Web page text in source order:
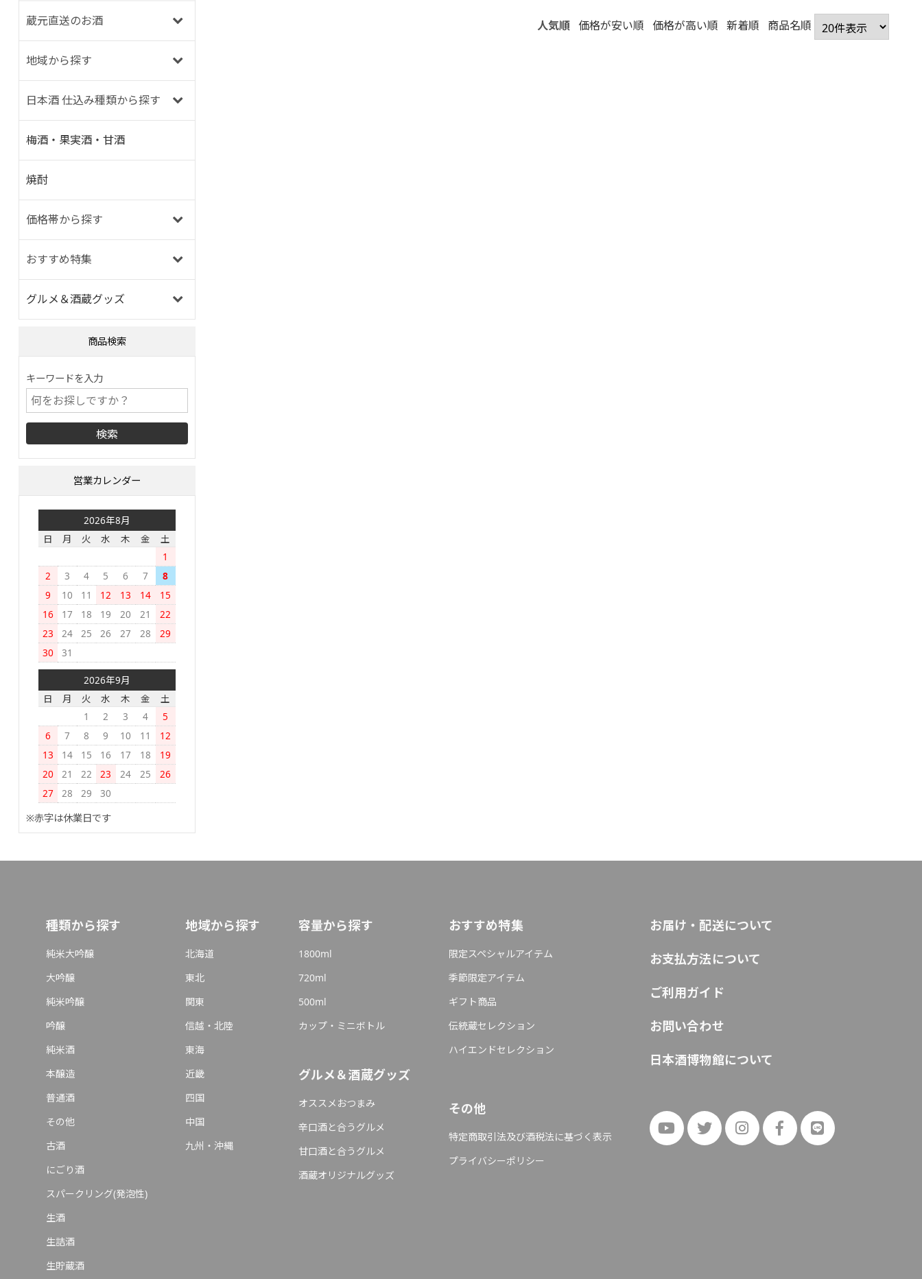
蔵元直送のお酒
地域から探す
日本酒 仕込み種類から探す
梅酒・果実酒・甘酒
焼酎
価格帯から探す
おすすめ特集
グルメ＆酒蔵グッズ
商品検索
キーワードを入力
営業カレンダー
2026年8月
日
月 火 水 木 金
土
1
2
3 4 5 6 7
8
9
10 11 12 13 14
15
16
17 18 19 20 21
22
23
24 25 26 27 28
29
30
31
2026年9月
日
月 火 水 木 金
土
1
2 3 4
5
6
7 8 9 10 11
12
13
14 15 16 17 18
19
20
21 22 23 24 25
26
27
28 29
30
※赤字は休業日です
人気順 価格が安い順 価格が高い順 新着順 商品名順
種類から探す
純米大吟醸
大吟醸
純米吟醸
吟醸
純米酒
本醸造
普通酒
その他
古酒
にごり酒
スパークリング(発泡性)
生酒
生詰酒
生貯蔵酒
地域から探す
北海道
東北
関東
信越・北陸
東海
近畿
四国
中国
九州・沖縄
容量から探す
1800ml
720ml
500ml
カップ・ミニボトル
グルメ＆酒蔵グッズ
オススメおつまみ
辛口酒と合うグルメ
甘口酒と合うグルメ
酒蔵オリジナルグッズ
おすすめ特集
限定スペシャルアイテム
季節限定アイテム
ギフト商品
伝統蔵セレクション
ハイエンドセレクション
その他
特定商取引法及び酒税法に基づく表示
プライバシーポリシー
お届け・配送について
お支払方法について
ご利用ガイド
お問い合わせ
日本酒博物館について